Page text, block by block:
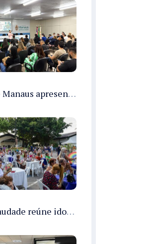
Prefeitura de Manaus apresenta Plano de Integridade da CGM e qualifica servidores para governança e conformidade no biênio 2027-2028
Bolerão da Saudade reúne idosos em Dia dos Pais promovido pela Fundação Dr. Thomas em Manaus